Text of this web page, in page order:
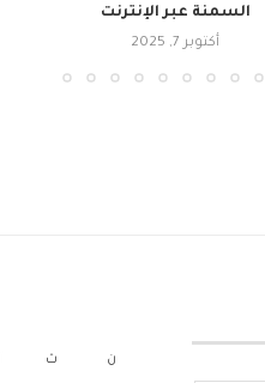
السمنة عبر الإنترنت
أكتوبر 7, 2025
ن ث